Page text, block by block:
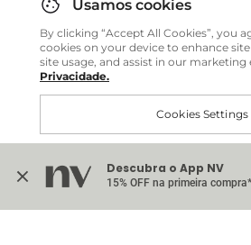
Descubra o App NV
15% OFF na primeira compra*
em sua casa, não importa onde
Comprar no site
Internacional
By clicking “Accept All Cookies”, you
cookies on your device to enhance
site usage, and assist in our marketing
Privacidade.
Cookies Settings
Accept All Cookies